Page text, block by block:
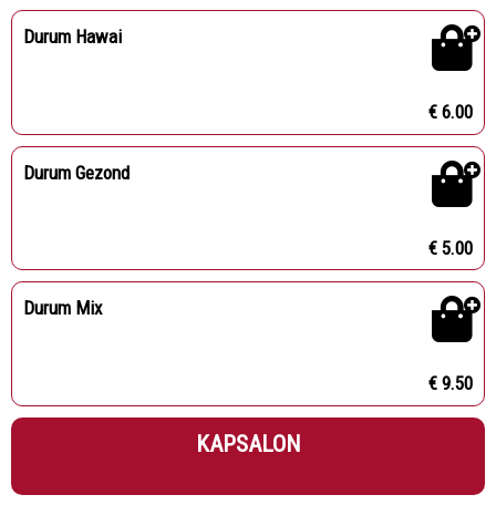
Durum Hawai
€ 6.00
Durum Gezond
€ 5.00
Durum Mix
€ 9.50
KAPSALON